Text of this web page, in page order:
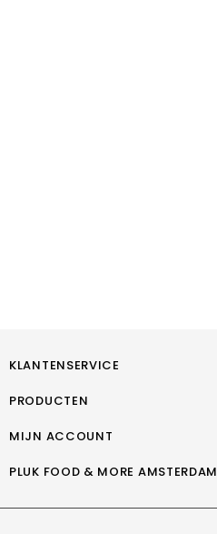
KLANTENSERVICE
PRODUCTEN
MIJN ACCOUNT
PLUK FOOD & MORE AMSTERDAM